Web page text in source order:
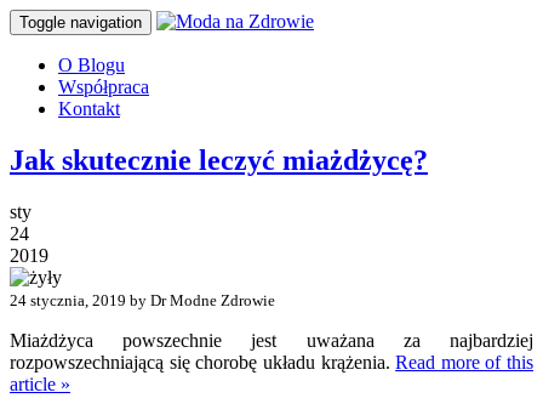
Toggle navigation
O Blogu
Współpraca
Kontakt
Jak skutecznie leczyć miażdżycę?
sty
24
2019
24 stycznia, 2019 by Dr Modne Zdrowie
Miażdżyca powszechnie jest uważana za najbardziej
rozpowszechniającą się chorobę układu krążenia.Read more of this
article »